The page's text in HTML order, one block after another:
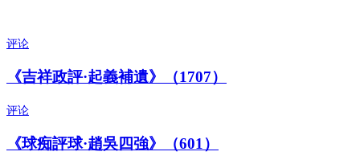
评论
《吉祥政評·起義補遺》（1707）
评论
《球痴評球·趙吳四強》（601）